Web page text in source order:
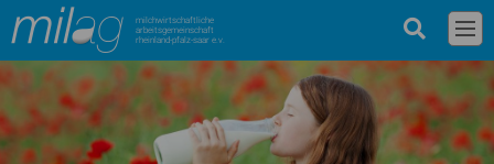
milchwirtschaftliche
arbeitsgemeinschaft
rheinland-pfalz-saar e.v.